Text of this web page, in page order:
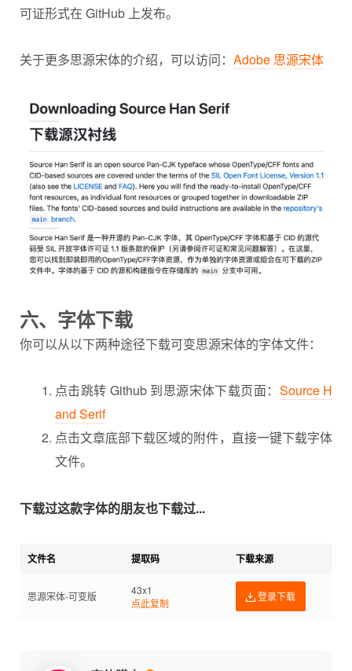
可证形式在 GitHub 上发布。
关于更多思源宋体的介绍，可以访问： Adobe 思源宋体
六、字体下载
你可以从以下两种途径下载可变思源宋体的字体文件：
点击跳转 Github 到思源宋体下载页面： Source H
and Serif
点击文章底部下载区域的附件，直接一键下载字体
文件。
下载过这款字体的朋友也下载过...
文件名 提取码 下载来源
思源宋体-可变版
43x1
点此复制
登录下载